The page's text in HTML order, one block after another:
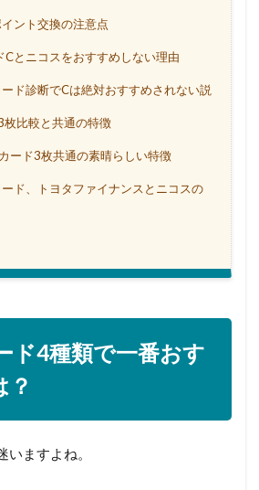
ント交換の注意点
Cとニコスをおすすめしない理由
ード診断でCは絶対おすすめされない説
枚比較と共通の特徴
ード3枚共通の素晴らしい特徴
ード、トヨタファイナンスとニコスの
ド4種類で一番おす
？
ますよね。